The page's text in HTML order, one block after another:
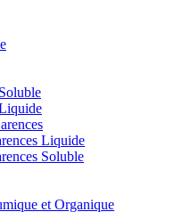
Liquide
Soluble
et Organique